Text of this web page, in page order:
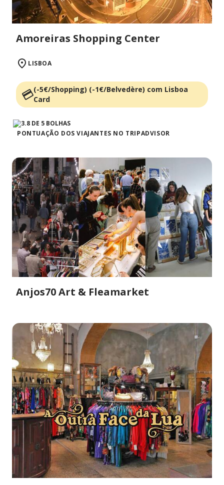
Amoreiras Shopping Center
LISBOA
(-5€/Shopping) (-1€/Belvedère) com Lisboa
Card
PONTUAÇÃO DOS VIAJANTES NO TRIPADVISOR
Anjos70 Art & Fleamarket